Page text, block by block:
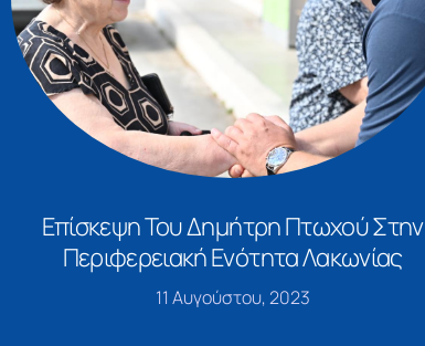
Επίσκεψη Του Δημήτρη Πτωχού Στην
Περιφερειακή Ενότητα Λακωνίας
11 Αυγούστου, 2023